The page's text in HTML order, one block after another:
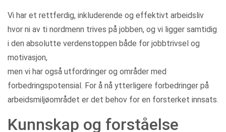
Vi har et rettferdig, inkluderende og effektivt arbeidsliv
hvor ni av ti nordmenn trives på jobben, og vi ligger samtidig
i den absolutte verdenstoppen både for jobbtrivsel og
motivasjon,
men vi har også utfordringer og områder med
forbedringspotensial. For å nå ytterligere forbedringer på
arbeidsmiljøområdet er det behov for en forsterket innsats.
Kunnskap og forståelse